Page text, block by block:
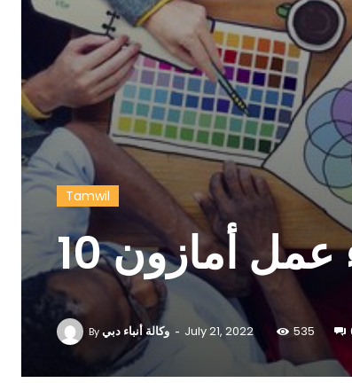
Tamwil
عمل أمازون
Byوكالة أنباء دبي - July 21, 2022 535